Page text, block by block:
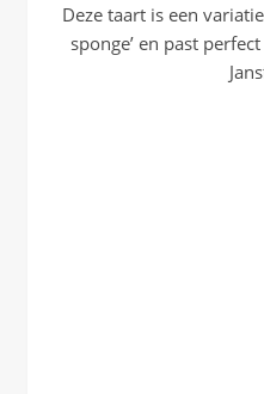
Deze taart is een
sponge’ en past